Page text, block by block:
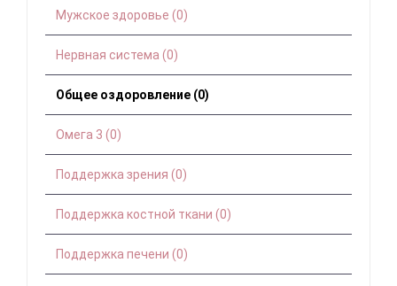
Мужское здоровье (0)
Нервная система (0)
Общее оздоровление (0)
Омега 3 (0)
Поддержка зрения (0)
Поддержка костной ткани (0)
Поддержка печени (0)